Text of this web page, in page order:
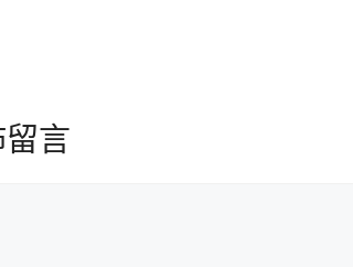
言